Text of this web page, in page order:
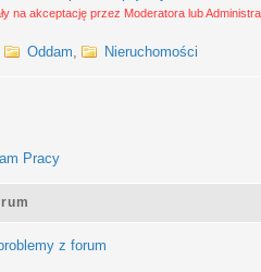
na akceptację przez Moderatora lub
Oddam, Nieruchomości
Pracy
z forum